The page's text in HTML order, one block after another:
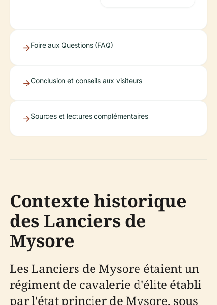
Foire aux Questions (FAQ)
Conclusion et conseils aux visiteurs
Sources et lectures complémentaires
Contexte historique
des Lanciers de
Mysore
Les Lanciers de Mysore étaient un
régiment de cavalerie d'élite établi
par l'état princier de Mysore, sous